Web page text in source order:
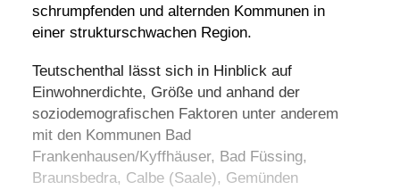
schrumpfenden und alternden Kommunen in
einer strukturschwachen Region.
Teutschenthal lässt sich in Hinblick auf
Einwohnerdichte, Größe und anhand der
soziodemografischen Faktoren unter anderem
mit den Kommunen Bad
Frankenhausen/Kyffhäuser, Bad Füssing,
Braunsbedra, Calbe (Saale), Gemünden